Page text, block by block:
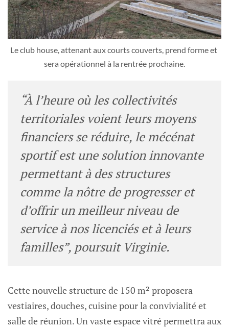
Le club house, attenant aux courts couverts, prend forme et
sera opérationnel à la rentrée prochaine.
“À l’heure où les collectivités
territoriales voient leurs moyens
financiers se réduire, le mécénat
sportif est une solution innovante
permettant à des structures
comme la nôtre de progresser et
d’offrir un meilleur niveau de
service à nos licenciés et à leurs
familles”, poursuit Virginie.
Cette nouvelle structure de 150 m² proposera
vestiaires, douches, cuisine pour la convivialité et
salle de réunion. Un vaste espace vitré permettra aux